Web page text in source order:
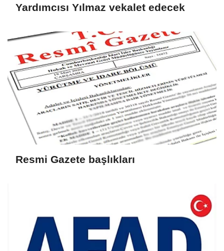
Yardımcısı Yılmaz vekalet edecek
Resmi Gazete başlıkları